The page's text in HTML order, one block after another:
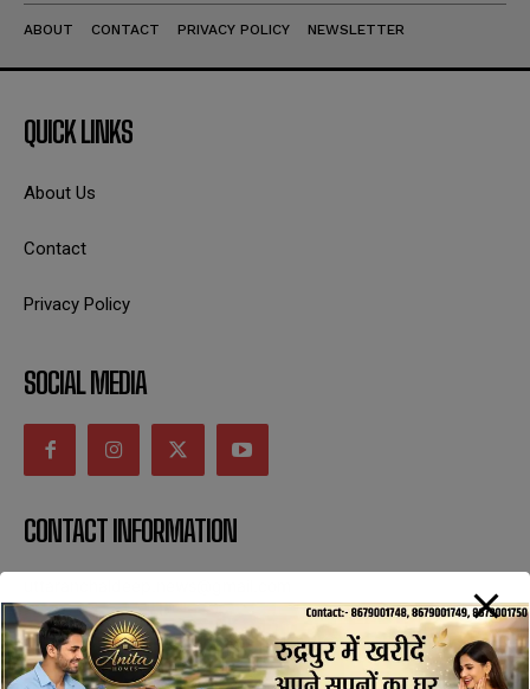
ABOUT CONTACT PRIVACY POLICY NEWSLETTER
QUICK LINKS
About Us
Contact
Privacy Policy
SOCIAL MEDIA
CONTACT INFORMATION
SUBSCRIBE NOW